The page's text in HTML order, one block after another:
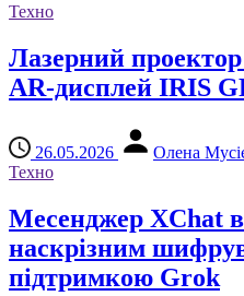
Техно
Лазерний
AR-дисплей IRIS
26.05.2026
Олена
Техно
Месенджер XChat
наскрізним
підтримкою Grok